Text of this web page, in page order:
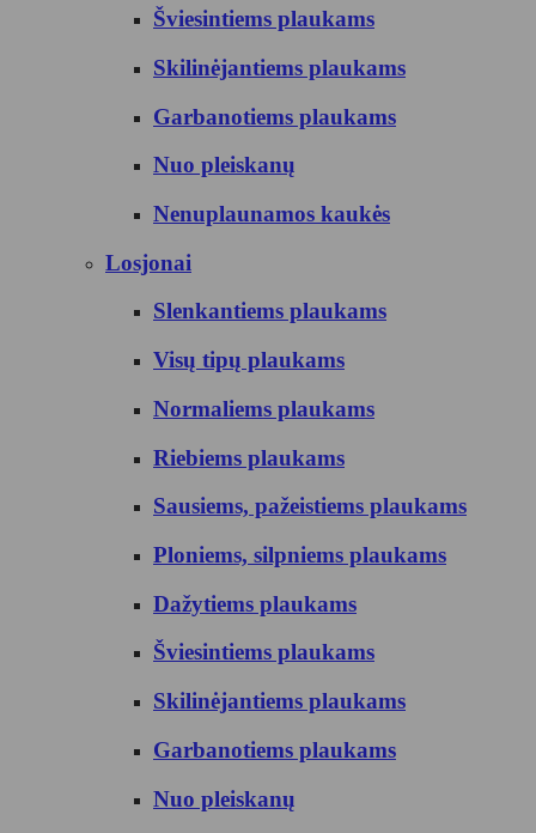
Šviesintiems plaukams
Skilinėjantiems plaukams
Garbanotiems plaukams
Nuo pleiskanų
Nenuplaunamos kaukės
Losjonai
Slenkantiems plaukams
Visų tipų plaukams
Normaliems plaukams
Riebiems plaukams
Sausiems, pažeistiems plaukams
Ploniems, silpniems plaukams
Dažytiems plaukams
Šviesintiems plaukams
Skilinėjantiems plaukams
Garbanotiems plaukams
Nuo pleiskanų